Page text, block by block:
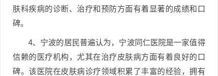
肤科疾病的诊断、治疗和预防方面有着显著的成绩和口
碑。
4、宁波的居民普遍认为，宁波同仁医院是一家值得
信赖的医疗机构，尤其在治疗皮肤病方面有着良好的口
碑。该医院在皮肤病诊疗领域积累了丰富的经验，拥有